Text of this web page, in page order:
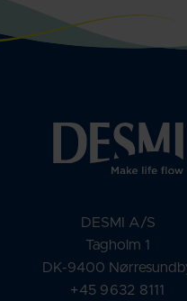
DESMI A/S
Tagholm 1
DK-9400
+45 9632 8111